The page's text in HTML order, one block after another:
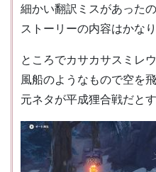
細かい翻訳ミスがあった
ストーリーの内容はかな
ところでカサカサスミレ
風船のようなもので空を
元ネタが平成狸合戦だと